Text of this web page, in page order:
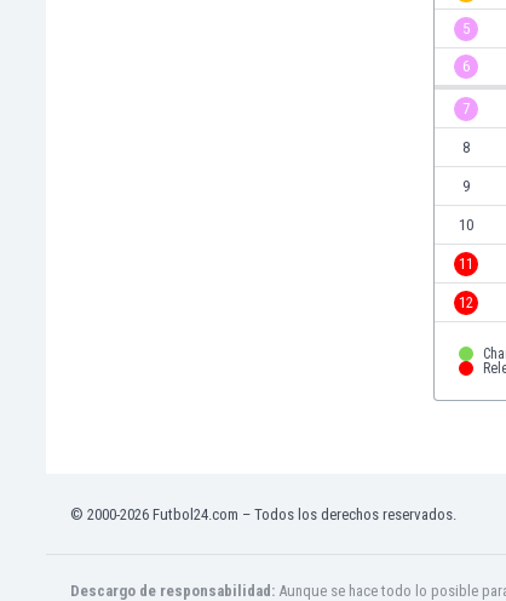
Georgia
5
6
7
8
9
10
11
12
© 2000-2026 Futbol24.com – Todos los derechos reservados.
Descargo de responsabilidad: Aunque se hace todo lo posible